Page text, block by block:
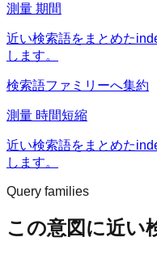
測量 期間
近い検索語をまとめた
します。
検索語ファミリーへ集約
測量 時間短縮
近い検索語をまとめた
します。
Query families
この意図に近い